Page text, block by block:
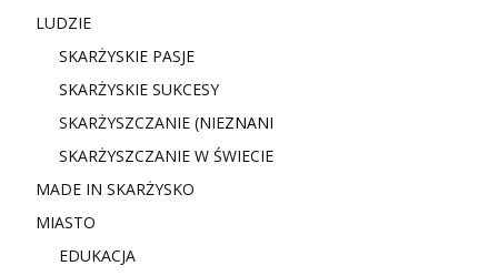
LUDZIE
SKARŻYSKIE PASJE
SKARŻYSKIE SUKCESY
SKARŻYSZCZANIE (NIEZNANI
SKARŻYSZCZANIE W ŚWIECIE
MADE IN SKARŻYSKO
MIASTO
EDUKACJA